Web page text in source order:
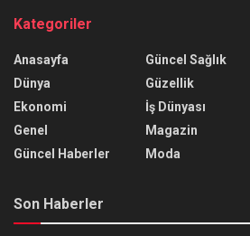
Kategoriler
Anasayfa
Dünya
Ekonomi
Genel
Güncel Haberler
Güncel Sağlık
Güzellik
İş Dünyası
Magazin
Moda
Son Haberler